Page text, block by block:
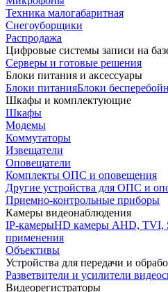
Техника малогабаритная
Снегоуборщики
Распродажа
Цифровые системы записи на
Серверы и готовые решения
Блоки питания и аксессуары
Блоки питанияБлоки
Шкафы и комплектующие
Шкафы
Модемы
Коммутаторы
Извещатели
Оповещатели
Комплекты ОПС и оповещения
Другие устройства для ОПС и
Приемно-контрольные приборы
Камеры видеонаблюдения
IP-камерыHD камеры AHD, TVI,
применения
Объективы
Устройства для передачи и
Разветвители и усилители
Видеорегистраторы